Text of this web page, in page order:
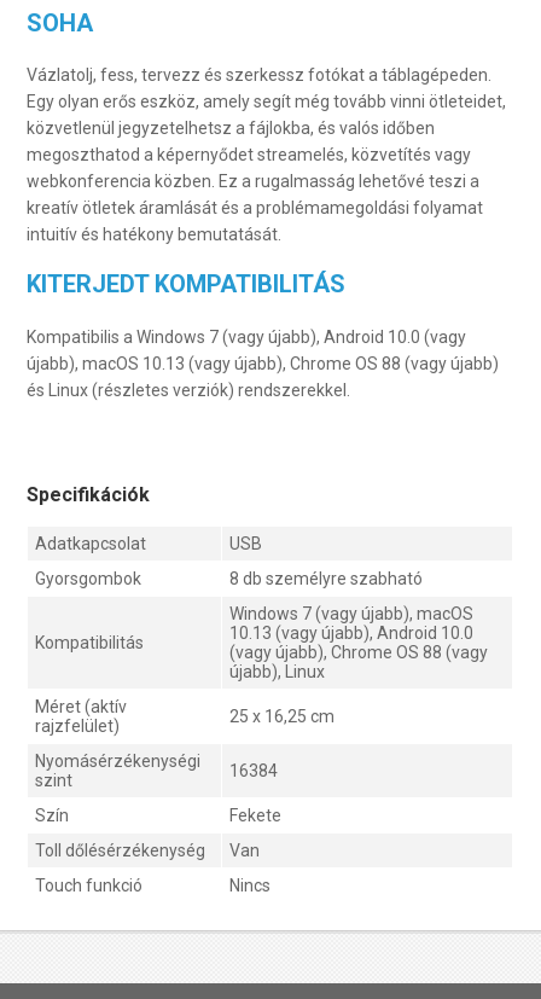
SOHA
Vázlatolj, fess, tervezz és szerkessz fotókat a táblagépeden.
Egy olyan erős eszköz, amely segít még tovább vinni ötleteidet,
közvetlenül jegyzetelhetsz a fájlokba, és valós időben
megoszthatod a képernyődet streamelés, közvetítés vagy
webkonferencia közben. Ez a rugalmasság lehetővé teszi a
kreatív ötletek áramlását és a problémamegoldási folyamat
intuitív és hatékony bemutatását.
KITERJEDT KOMPATIBILITÁS
Kompatibilis a Windows 7 (vagy újabb), Android 10.0 (vagy
újabb), macOS 10.13 (vagy újabb), Chrome OS 88 (vagy újabb)
és Linux (részletes verziók) rendszerekkel.
Specifikációk
Adatkapcsolat
USB
Gyorsgombok
8 db személyre szabható
Kompatibilitás
Windows 7 (vagy újabb), macOS
10.13 (vagy újabb), Android 10.0
(vagy újabb), Chrome OS 88 (vagy
újabb), Linux
Méret (aktív
rajzfelület)
25 x 16,25 cm
Nyomásérzékenységi
szint
16384
Szín
Fekete
Toll dőlésérzékenység
Van
Touch funkció
Nincs